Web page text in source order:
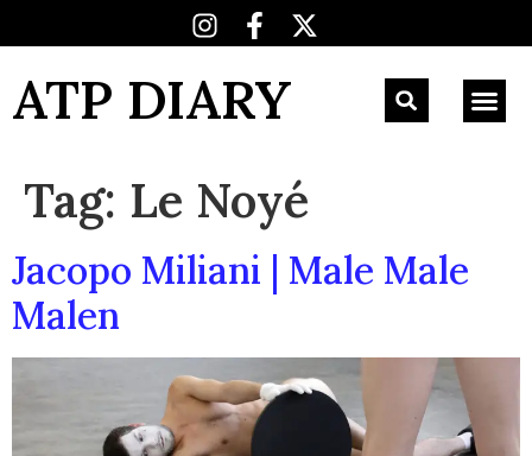
ATP DIARY
Tag: Le Noyé
Jacopo Miliani | Male Male
Malen